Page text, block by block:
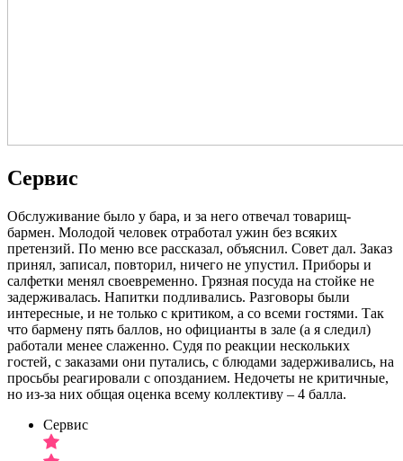
Сервис
Обслуживание было у бара, и за него отвечал товарищ-
бармен. Молодой человек отработал ужин без всяких
претензий. По меню все рассказал, объяснил. Совет дал. Заказ
принял, записал, повторил, ничего не упустил. Приборы и
салфетки менял своевременно. Грязная посуда на стойке не
задерживалась. Напитки подливались. Разговоры были
интересные, и не только с критиком, а со всеми гостями. Так
что бармену пять баллов, но официанты в зале (а я следил)
работали менее слаженно. Судя по реакции нескольких
гостей, с заказами они путались, с блюдами задерживались, на
просьбы реагировали с опозданием. Недочеты не критичные,
но из-за них общая оценка всему коллективу – 4 балла.
Сервис